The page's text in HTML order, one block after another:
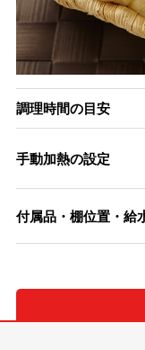
調理時間の目安
手動加熱の設定
付属品・棚位置・給